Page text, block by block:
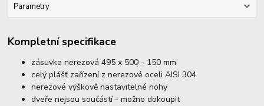
Parametry
Kompletní specifikace
zásuvka nerezová 495 x 500 - 150 mm
celý plášť zařízení z nerezové oceli AISI 304
nerezové výškově nastavitelné nohy
dveře nejsou součástí - možno dokoupit